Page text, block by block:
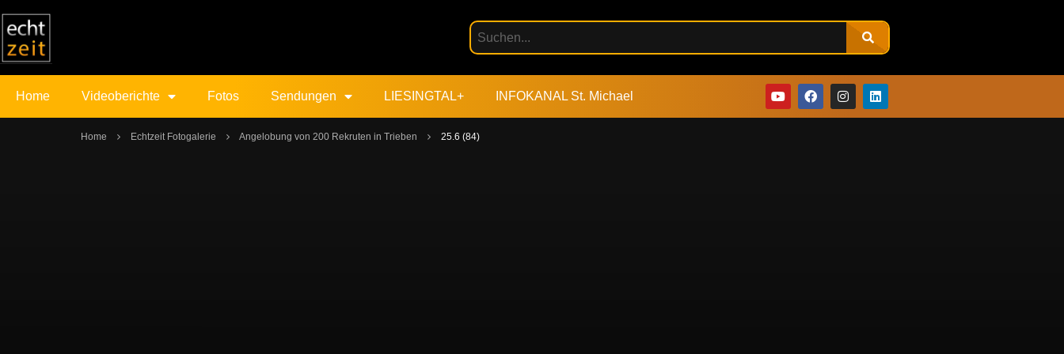
Home Videoberichte Fotos Sendungen LIESINGTAL+ INFOKANAL St. Michael
Home Echtzeit Fotogalerie Angelobung von 200 Rekruten in Trieben 25.6 (84)